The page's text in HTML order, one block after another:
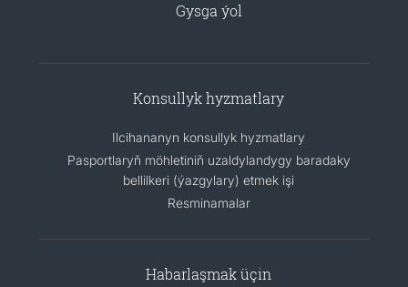
Gysga ýol
Konsullyk hyzmatlary
Ilcihananyn konsullyk hyzmatlary
Pasportlaryň möhletiniň uzaldylandygy baradaky
bellilkeri (ýazgylary) etmek işi
Resminamalar
Habarlaşmak üçin